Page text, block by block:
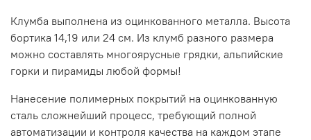
Клумба выполнена из оцинкованного металла. Высота
бортика 14,19 или 24 см. Из клумб разного размера
можно составлять многоярусные грядки, альпийские
горки и пирамиды любой формы!
Нанесение полимерных покрытий на оцинкованную
сталь сложнейший процесс, требующий полной
автоматизации и контроля качества на каждом этапе